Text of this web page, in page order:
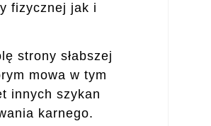
fizycznej jak i
strony słabszej
mowa w tym
innych szykan
karnego.